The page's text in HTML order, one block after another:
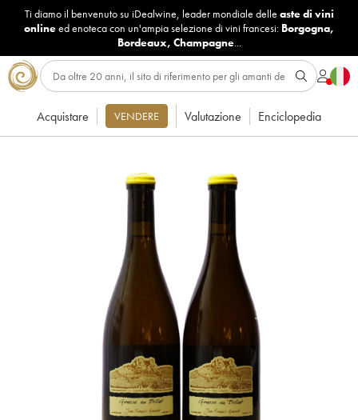
Ti diamo il benvenuto su iDealwine, leader mondiale delle aste di vini
onlineed enoteca con un'ampia selezione di vini francesi: Borgogna,
Bordeaux, Champagne...
Acquistare VENDERE Valutazione Enciclopedia